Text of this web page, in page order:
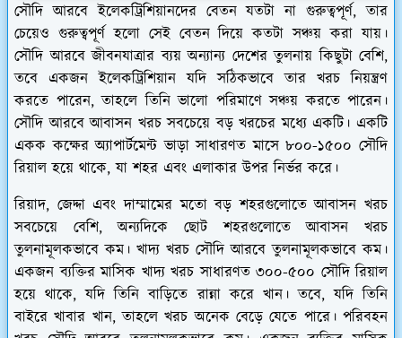
সৌদি আরবে ইলেকট্রিশিয়ানদের বেতন যতটা না গুরুত্বপূর্ণ, তার
চেয়েও গুরুত্বপূর্ণ হলো সেই বেতন দিয়ে কতটা সঞ্চয় করা যায়।
সৌদি আরবে জীবনযাত্রার ব্যয় অন্যান্য দেশের তুলনায় কিছুটা বেশি,
তবে একজন ইলেকট্রিশিয়ান যদি সঠিকভাবে তার খরচ নিয়ন্ত্রণ
করতে পারেন, তাহলে তিনি ভালো পরিমাণে সঞ্চয় করতে পারেন।
সৌদি আরবে আবাসন খরচ সবচেয়ে বড় খরচের মধ্যে একটি। একটি
একক কক্ষের অ্যাপার্টমেন্ট ভাড়া সাধারণত মাসে ৮০০-১৫০০ সৌদি
রিয়াল হয়ে থাকে, যা শহর এবং এলাকার উপর নির্ভর করে।
রিয়াদ, জেদ্দা এবং দাম্মামের মতো বড় শহরগুলোতে আবাসন খরচ
সবচেয়ে বেশি, অন্যদিকে ছোট শহরগুলোতে আবাসন খরচ
তুলনামূলকভাবে কম। খাদ্য খরচ সৌদি আরবে তুলনামূলকভাবে কম।
একজন ব্যক্তির মাসিক খাদ্য খরচ সাধারণত ৩০০-৫০০ সৌদি রিয়াল
হয়ে থাকে, যদি তিনি বাড়িতে রান্না করে খান। তবে, যদি তিনি
বাইরে খাবার খান, তাহলে খরচ অনেক বেড়ে যেতে পারে। পরিবহন